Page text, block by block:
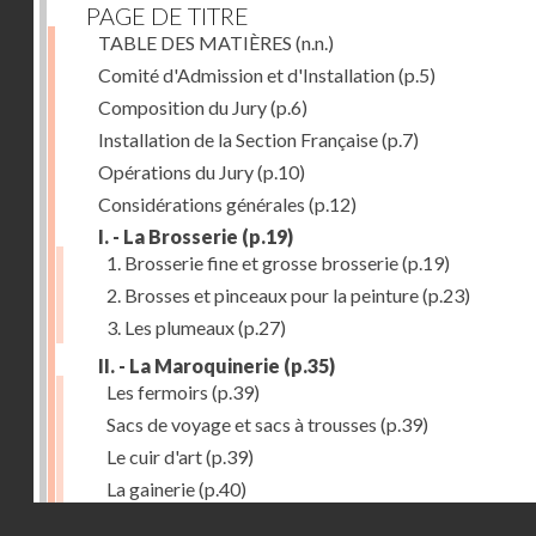
PAGE DE TITRE
TABLE DES MATIÈRES (n.n.)
Comité d'Admission et d'Installation(p.5)
Composition du Jury(p.6)
Installation de la Section Française(p.7)
Opérations du Jury(p.10)
Considérations générales (p.12)
I. - La Brosserie (p.19)
1. Brosserie fine et grosse brosserie(p.19)
2. Brosses et pinceaux pour la peinture(p.23)
3. Les plumeaux(p.27)
II. - La Maroquinerie (p.35)
Les fermoirs (p.39)
Sacs de voyage et sacs à trousses (p.39)
Le cuir d'art(p.39)
La gainerie(p.40)